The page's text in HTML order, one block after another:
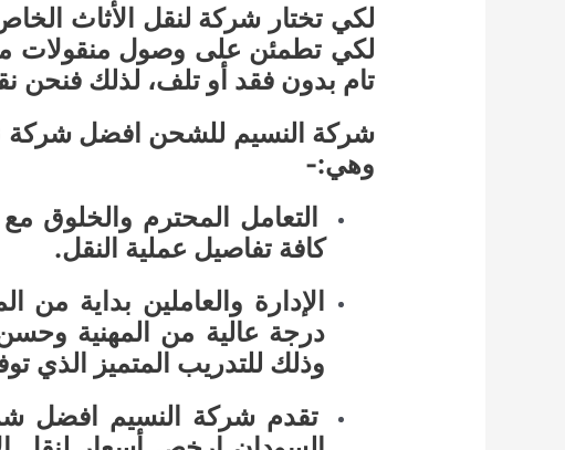
لكي تختار شركة لنقل الأثاث
لكي تطمئن على وصول منقولات
تام بدون فقد أو تلف، لذلك فنحن
شركة النسيم للشحن افضل شركة
وهي:-
التعامل المحترم والخلوق
كافة تفاصيل عملية النقل.
الإدارة والعاملين بداية من
درجة عالية من المهنية
وذلك للتدريب المتميز الذي
تقدم شركة النسيم